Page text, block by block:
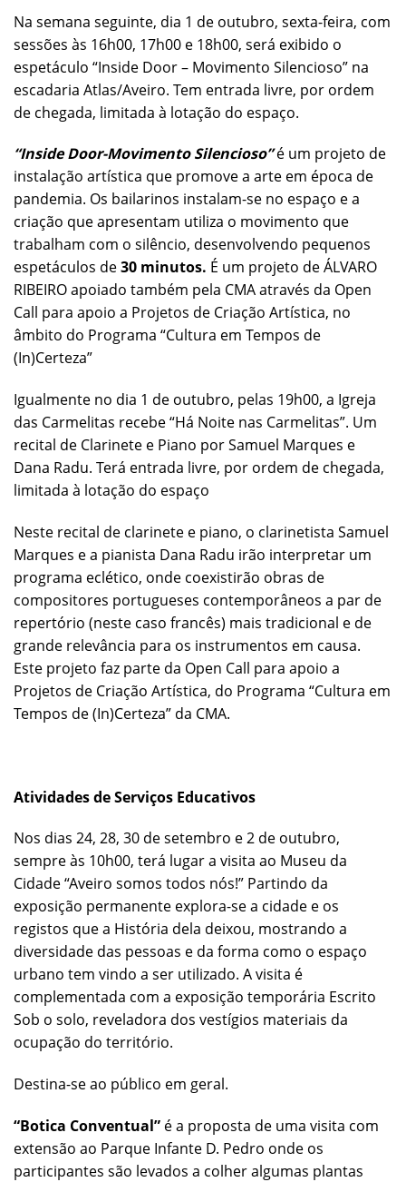
Na semana seguinte, dia 1 de outubro, sexta-feira, com
sessões às 16h00, 17h00 e 18h00, será exibido o
espetáculo “Inside Door – Movimento Silencioso” na
escadaria Atlas/Aveiro. Tem entrada livre, por ordem
de chegada, limitada à lotação do espaço.
“Inside Door-Movimento Silencioso”é um projeto de
instalação artística que promove a arte em época de
pandemia. Os bailarinos instalam-se no espaço e a
criação que apresentam utiliza o movimento que
trabalham com o silêncio, desenvolvendo pequenos
espetáculos de30 minutos. É um projeto de ÁLVARO
RIBEIRO apoiado também pela CMA através da Open
Call para apoio a Projetos de Criação Artística, no
âmbito do Programa “Cultura em Tempos de
(In)Certeza”
Igualmente no dia 1 de outubro, pelas 19h00, a Igreja
das Carmelitas recebe “Há Noite nas Carmelitas”. Um
recital de Clarinete e Piano por Samuel Marques e
Dana Radu. Terá entrada livre, por ordem de chegada,
limitada à lotação do espaço
Neste recital de clarinete e piano, o clarinetista Samuel
Marques e a pianista Dana Radu irão interpretar um
programa eclético, onde coexistirão obras de
compositores portugueses contemporâneos a par de
repertório (neste caso francês) mais tradicional e de
grande relevância para os instrumentos em causa.
Este projeto faz parte da Open Call para apoio a
Projetos de Criação Artística, do Programa “Cultura em
Tempos de (In)Certeza” da CMA.
Atividades de Serviços Educativos
Nos dias 24, 28, 30 de setembro e 2 de outubro,
sempre às 10h00, terá lugar a visita ao Museu da
Cidade “Aveiro somos todos nós!” Partindo da
exposição permanente explora-se a cidade e os
registos que a História dela deixou, mostrando a
diversidade das pessoas e da forma como o espaço
urbano tem vindo a ser utilizado. A visita é
complementada com a exposição temporária Escrito
Sob o solo, reveladora dos vestígios materiais da
ocupação do território.
Destina-se ao público em geral.
“Botica Conventual” é a proposta de uma visita com
extensão ao Parque Infante D. Pedro onde os
participantes são levados a colher algumas plantas